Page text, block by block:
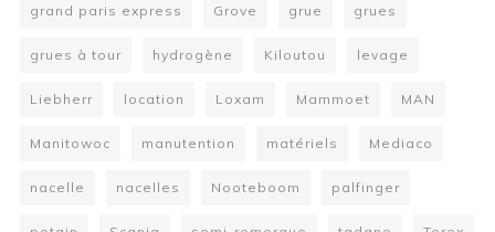
grand paris express Grove grue grues
grues à tour hydrogène Kiloutou levage
Liebherr location Loxam Mammoet MAN
Manitowoc manutention matériels Mediaco
nacelle nacelles Nooteboom palfinger